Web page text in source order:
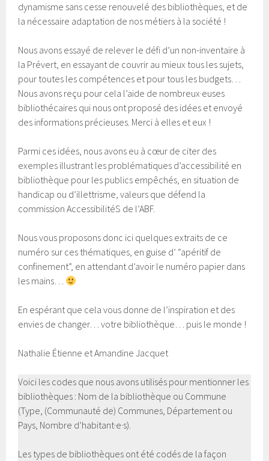
dynamisme sans cesse renouvelé des bibliothèques, et de
la nécessaire adaptation de nos métiers à la société !
Nous avons essayé de relever le défi d’un non-inventaire à
la Prévert, en essayant de couvrir au mieux tous les sujets,
pour toutes les compétences et pour tous les budgets…
Nous avons reçu pour cela l’aide de nombreux·euses
bibliothécaires qui nous ont proposé des idées et envoyé
des informations précieuses. Merci à elles et eux !
Parmi ces idées, nous avons eu à cœur de citer des
exemples illustrant les problématiques d’accessibilité en
bibliothèque pour les publics empêchés, en situation de
handicap ou d’illettrisme, valeurs que défend la
commission AccessibilitéS de l’ABF.
Nous vous proposons donc ici quelques extraits de ce
numéro sur ces thématiques, en guise d’ “apéritif de
confinement”, en attendant d’avoir le numéro papier dans
les mains…
En espérant que cela vous donne de l’inspiration et des
envies de changer… votre bibliothèque… puis le monde !
Nathalie Étienne et Amandine Jacquet
Voici les codes que nous avons utilisés pour mentionner les
bibliothèques : Nom de la bibliothèque ou Commune
(Type, (Communauté de) Communes, Département ou
Pays, Nombre d’habitant·e·s).
Les types de bibliothèques ont été codés de la façon